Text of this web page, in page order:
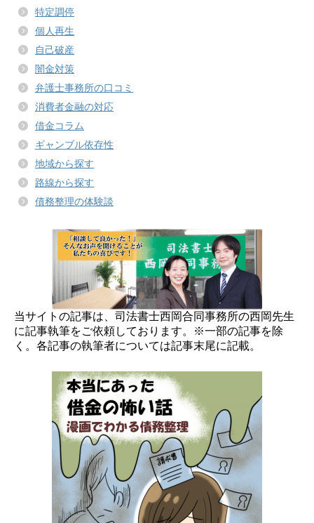
特定調停
個人再生
自己破産
闇金対策
弁護士事務所の口コミ
消費者金融の対応
借金コラム
ギャンブル依存性
地域から探す
路線から探す
債務整理の体験談
当サイトの記事は、司法書士西岡合同事務所の西岡先生
に記事執筆をご依頼しております。※一部の記事を除
く。各記事の執筆者については記事末尾に記載。